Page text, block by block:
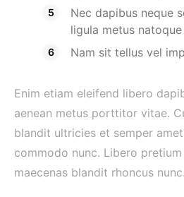
Nec dapibus neque
ligula metus
Nam sit tellus vel
Enim etiam eleifend libero
aenean metus porttitor vitae.
blandit ultricies et semper
commodo nunc. Libero
maecenas blandit rhoncus nunc.